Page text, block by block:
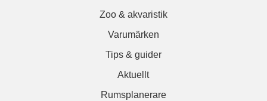
Zoo & akvaristik
Varumärken
Tips & guider
Aktuellt
Rumsplanerare